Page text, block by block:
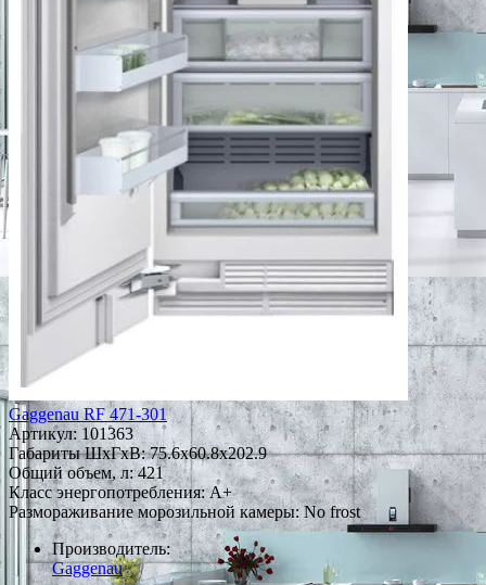
Gaggenau RF 471-301
Артикул: 101363
Габариты ШxГxВ: 75.6x60.8x202.9
Общий объем, л: 421
Класс энергопотребления: A+
Размораживание морозильной камеры: No frost
Производитель:
Gaggenau